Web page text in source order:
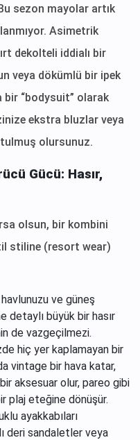
sezon mayolar artık
Asimetrik
dekolteli iddialı bir
veya dökümlü bir ipek
“bodysuit” olarak
ekstra bluzlar veya
olursunuz.
Gücü: Hasır,
olsun, bir kombini
stiline (resort wear)
ve güneş
detaylı büyük bir hasır
de vazgeçilmezi.
hiç yer kaplamayan bir
vintage bir hava katar,
aksesuar olur, pareo gibi
plaj eteğine dönüşür.
ayakkabıları
deri sandaletler veya